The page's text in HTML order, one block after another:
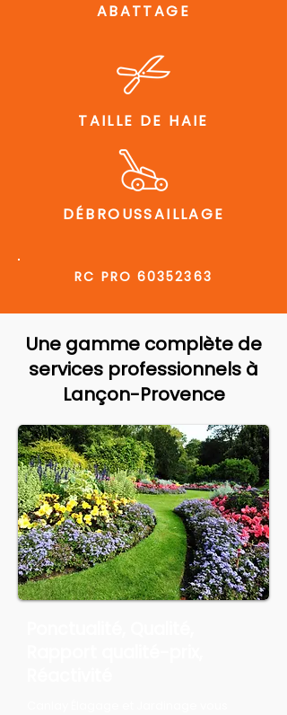
ABATTAGE
TAILLE DE HAIE
DÉBROUSSAILLAGE
RC PRO 60352363
Une gamme complète de
services professionnels à
Lançon-Provence